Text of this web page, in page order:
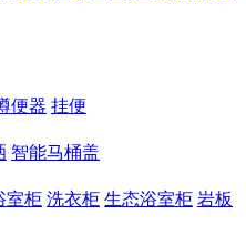
便器 挂便
智能马桶盖
室柜 洗衣柜 生态浴室柜 岩板